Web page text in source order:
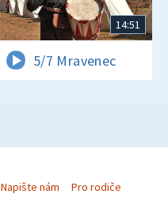
14:51
5/7 Mravenec
Napište nám Pro rodiče